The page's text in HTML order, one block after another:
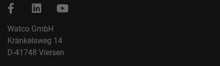
Watco GmbH
Kränkelsweg 14
D-41748 Viersen